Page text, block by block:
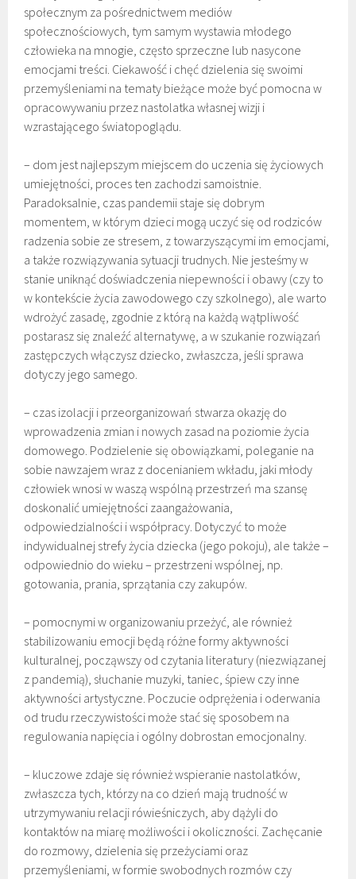
społecznym za pośrednictwem mediów
społecznościowych, tym samym wystawia młodego
człowieka na mnogie, często sprzeczne lub nasycone
emocjami treści. Ciekawość i chęć dzielenia się swoimi
przemyśleniami na tematy bieżące może być pomocna w
opracowywaniu przez nastolatka własnej wizji i
wzrastającego światopoglądu.
– dom jest najlepszym miejscem do uczenia się życiowych
umiejętności, proces ten zachodzi samoistnie.
Paradoksalnie, czas pandemii staje się dobrym
momentem, w którym dzieci mogą uczyć się od rodziców
radzenia sobie ze stresem, z towarzyszącymi im emocjami,
a także rozwiązywania sytuacji trudnych. Nie jesteśmy w
stanie uniknąć doświadczenia niepewności i obawy (czy to
w kontekście życia zawodowego czy szkolnego), ale warto
wdrożyć zasadę, zgodnie z którą na każdą wątpliwość
postarasz się znaleźć alternatywę, a w szukanie rozwiązań
zastępczych włączysz dziecko, zwłaszcza, jeśli sprawa
dotyczy jego samego.
– czas izolacji i przeorganizowań stwarza okazję do
wprowadzenia zmian i nowych zasad na poziomie życia
domowego. Podzielenie się obowiązkami, poleganie na
sobie nawzajem wraz z docenianiem wkładu, jaki młody
człowiek wnosi w waszą wspólną przestrzeń ma szansę
doskonalić umiejętności zaangażowania,
odpowiedzialności i współpracy. Dotyczyć to może
indywidualnej strefy życia dziecka (jego pokoju), ale także –
odpowiednio do wieku – przestrzeni wspólnej, np.
gotowania, prania, sprzątania czy zakupów.
– pomocnymi w organizowaniu przeżyć, ale również
stabilizowaniu emocji będą różne formy aktywności
kulturalnej, począwszy od czytania literatury (niezwiązanej
z pandemią), słuchanie muzyki, taniec, śpiew czy inne
aktywności artystyczne. Poczucie odprężenia i oderwania
od trudu rzeczywistości może stać się sposobem na
regulowania napięcia i ogólny dobrostan emocjonalny.
– kluczowe zdaje się również wspieranie nastolatków,
zwłaszcza tych, którzy na co dzień mają trudność w
utrzymywaniu relacji rówieśniczych, aby dążyli do
kontaktów na miarę możliwości i okoliczności. Zachęcanie
do rozmowy, dzielenia się przeżyciami oraz
przemyśleniami, w formie swobodnych rozmów czy